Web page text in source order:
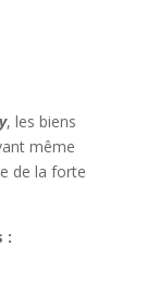
, les biens
même
de la forte
: